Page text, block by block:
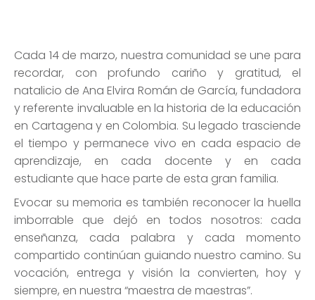
Cada 14 de marzo, nuestra comunidad se une para
recordar, con profundo cariño y gratitud, el
natalicio de Ana Elvira Román de García, fundadora
y referente invaluable en la historia de la educación
en Cartagena y en Colombia. Su legado trasciende
el tiempo y permanece vivo en cada espacio de
aprendizaje, en cada docente y en cada
estudiante que hace parte de esta gran familia.
Evocar su memoria es también reconocer la huella
imborrable que dejó en todos nosotros: cada
enseñanza, cada palabra y cada momento
compartido continúan guiando nuestro camino. Su
vocación, entrega y visión la convierten, hoy y
siempre, en nuestra “maestra de maestras”.